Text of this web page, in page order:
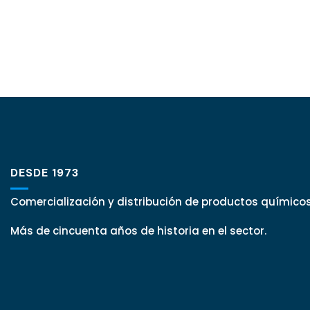
DESDE 1973
Comercialización y distribución de productos
Más de cincuenta años de historia en el sector.